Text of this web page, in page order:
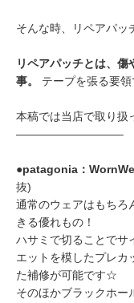
そんな時、リペアパッ
リペアパッチとは、
事。
テープを張る要
本稿では当店で取り扱
—————————–
●patagonia：
抜)
通常のウェアはもちろ
きる優れもの！
ハサミで切ることでサ
エットを模したプレカ
た補修が可能です☆
そのほかブラックホー